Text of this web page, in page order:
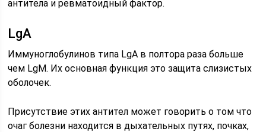
антитела и ревматоидный фактор.
LgA
Иммуноглобулинов типа LgA в полтора раза больше
чем LgM. Их основная функция это защита слизистых
оболочек.
Присутствие этих антител может говорить о том что
очаг болезни находится в дыхательных путях, почках,